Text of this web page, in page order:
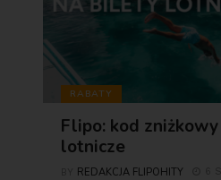
RABATY
Flipo: kod
lotnicze
REDAKCJA FLIPOHITY